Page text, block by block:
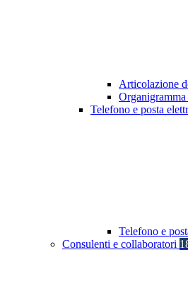
Articolazione
Organigramma
Telefono e posta
Telefono e
Consulenti e collaboratori